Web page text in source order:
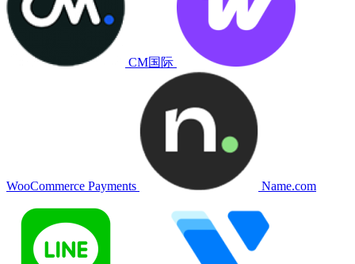
CM国际
WooCommerce Payments Name.com